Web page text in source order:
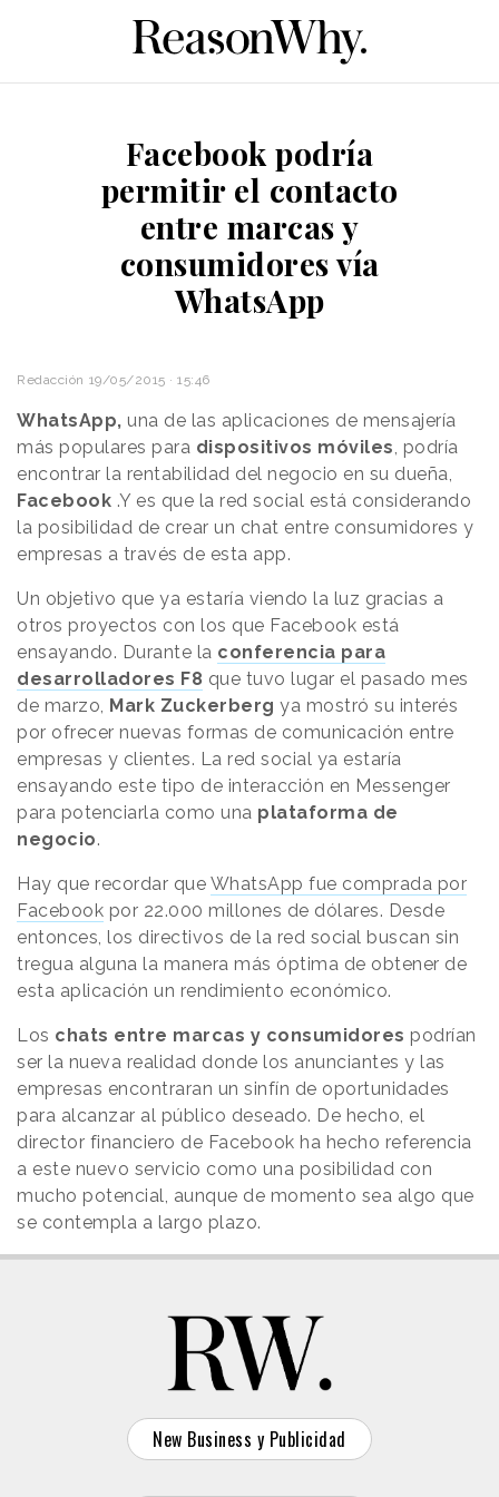
Facebook podría
permitir el contacto
entre marcas y
consumidores vía
WhatsApp
Redacción 19/05/2015 · 15:46
WhatsApp, una de las aplicaciones de mensajería
más populares para dispositivos móviles , podría
encontrar la rentabilidad del negocio en su dueña,
Facebook .Y es que la red social está considerando
la posibilidad de crear un chat entre consumidores y
empresas a través de esta app.
Un objetivo que ya estaría viendo la luz gracias a
otros proyectos con los que Facebook está
ensayando. Durante la conferencia para
desarrolladores F8 que tuvo lugar el pasado mes
de marzo, Mark Zuckerberg ya mostró su interés
por ofrecer nuevas formas de comunicación entre
empresas y clientes. La red social ya estaría
ensayando este tipo de interacción en Messenger
para potenciarla como una plataforma de
negocio.
Hay que recordar que WhatsApp fue comprada por
Facebook por 22.000 millones de dólares. Desde
entonces, los directivos de la red social buscan sin
tregua alguna la manera más óptima de obtener de
esta aplicación un rendimiento económico.
Los chats entre marcas y consumidores podrían
ser la nueva realidad donde los anunciantes y las
empresas encontraran un sinfín de oportunidades
para alcanzar al público deseado. De hecho, el
director financiero de Facebook ha hecho referencia
a este nuevo servicio como una posibilidad con
mucho potencial, aunque de momento sea algo que
se contempla a largo plazo.
New Business y Publicidad